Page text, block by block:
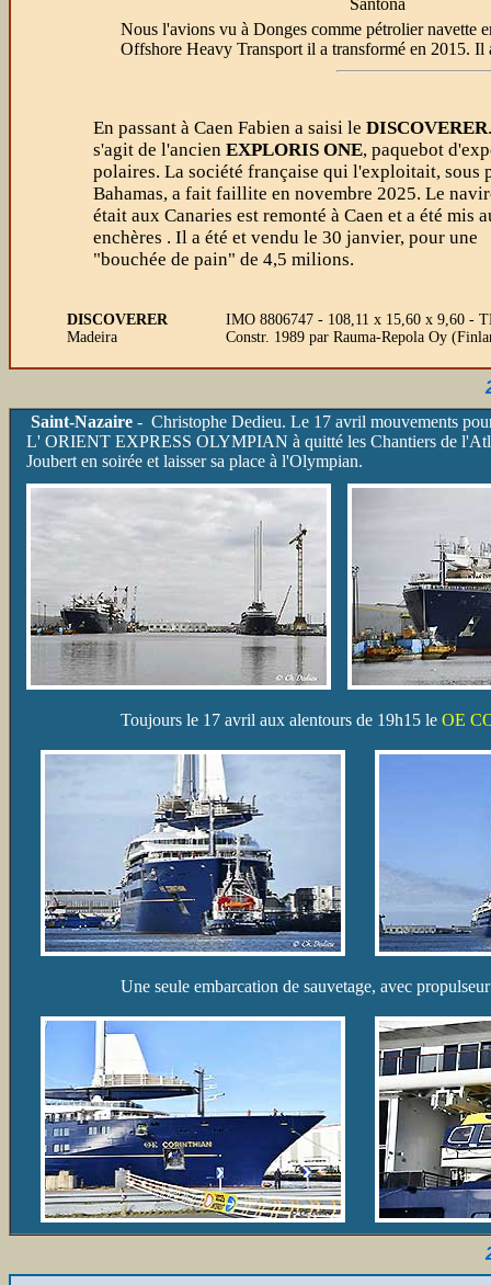
Santona
Nous l'avions vu à Donges comme pétrolier navette
Offshore Heavy Transport il a transformé en 2015. Il
En passant à Caen Fabien a saisi le DISCOVERER
s'agit de l'ancien EXPLORIS ONE, paquebot
polaires. La société française qui l'exploitait, sous
Bahamas, a fait faillite en novembre 2025. Le
était aux Canaries est remonté à Caen et a été mis
enchères . Il a été et vendu le 30 janvier, pour une
"bouchée de pain" de 4,5 milions.
DISCOVERER
Madeira
IMO 8806747 - 108,11 x 15,60 x 9,60 -
Constr. 1989 par Rauma-Repola Oy
Saint-Nazaire - Christophe Dedieu. Le 17 avril mouvements
L' ORIENT EXPRESS OLYMPIAN à quitté les Chantiers de
Joubert en soirée et laisser sa place à l'Olympian.
Toujours le 17 avril aux alentours de 19h15 le OE
Une seule embarcation de sauvetage, avec